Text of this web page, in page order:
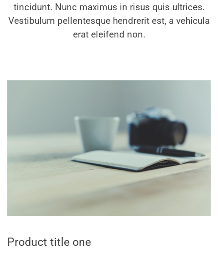
tincidunt. Nunc maximus in risus quis ultrices.
Vestibulum pellentesque hendrerit est, a vehicula
erat eleifend non.
Product title one